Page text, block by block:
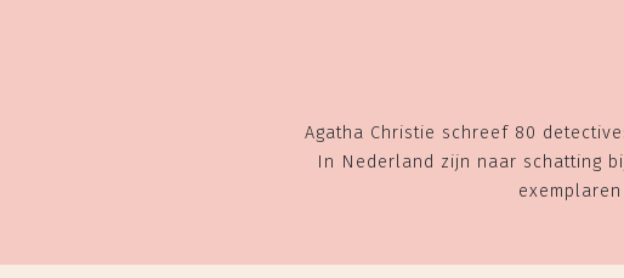
Agatha Christie schreef 80
In Nederland zijn naar schatting